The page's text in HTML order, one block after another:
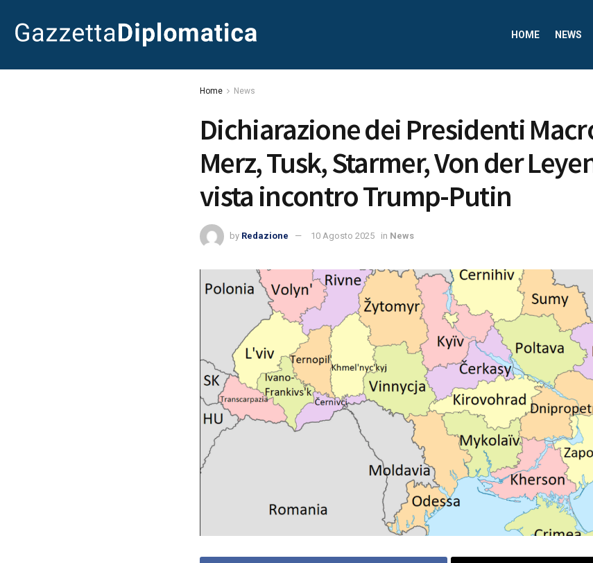
HOME NEWS
Home News
Dichiarazione dei Presidenti
Merz, Tusk, Starmer, Von der
vista incontro Trump-Putin
by Redazione 10 Agosto 2025 in News